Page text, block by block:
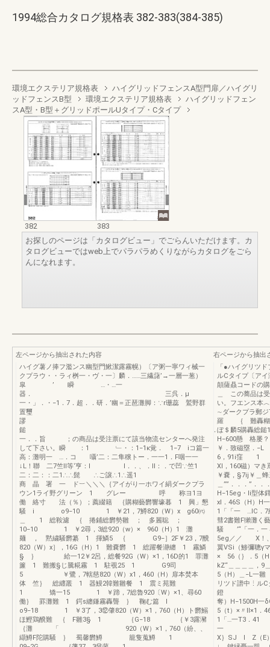
1994総合カタログ規格表 382-383(384-385)
環境エクステリア規格表
ハイグリッドフェンスA型門扉／ハイグリ
ッドフェンスB型
環境エクステリア規格表
ハイグリッドフェン
スA型・B型＋グリッドポールUタイプ・Cタイプ
382
383
お探しのページは「カタログビュー」でごらんいただけます。カ
タログビューではweb上でパラパラめくりながらカタログをごら
んになれます。
左ページから抽出された内容
ハイグ薯ノ捧フ濫ンス幽型門鰍潔露霧幌）〔ア粥一寧ワィ械一
クプラウ・・ラィ桝一・ヴ・一〕麟．……三繊藷’→一層一葱）
皐 ’ 瞬 …・…一
器． 三呉．μ
一・」．・−1．7．超．．研．’幽＝正琶灘脚：∵r珊蕊 鷲野群
置璽
謬
鎚 ．
一．．旨 ；の商品は受注票にて該当物流センターへ発注
して下さい。瞬 ：1 ﹂・：1−1κ覚． 1−7 iコ篇一
高：灘明一 …．コ 囁’二：二隼穣トー．一一1．F咽一一
↓L！聯 二7竺ll等‘亨：l l．．、．ll：．で凹∵竺1
二：二：：二1∴∴髭 ∴ご譲∴1∴遥1
商 晶 署 一 ド︸＼＼＼｛アイがり一ホワイ絹ダークプラ
ウン1ライ野グリーン 1 グレー 呼 称ヨ1ヨ
働 絡寸 法（％）；薦綴籍 ｛購糊藝欝響壕暮 1 興」懇
騒 i o9−10 1 ￥21，7鱒820（W）x g60㈹
＿ 1 総鞍濾 ｛ 捲鋪総欝勢雛 ； 多麗聡 ；
10−10 1 ￥2尋，3総920（w）× 960（H）1 灘
麺 ， 黙繍騒欝纂 1 揮鱗5 ｛ G9−］2F￥23，7醗
820（W）x］，16G（H）1 難嚢欝 1 総躍餐瀞纏 1 霧鱗
§ ｝ 給一12￥2呂，総餐92G（W）×1，16D的1 罪灘
簾 1 難搬§じ騰糀霧 1 駐覗25 1 G9司
5 ￥鷺，7轄慈820（W）x1，460（H）扉本焚本
体 竺｝ 総纒叢 1 器鰻2韓難雛餐 1 震ミ苑難
1 矯一15 1 ￥蹄，7総魯920〔W）×1、尋60
働｝ 罫灘難 1 鍔s纏鎌霧轟聾 ｝ 鞠む篇 l
o9−18 1 ￥3了，3⑫肇820（W）×1，760（H）ト欝鰯
ほ鰹鶏醗難 ｛ F雛3§ 1 ｛G−18 ｛￥3露瀦
｛灘 「 920（W）×1，760（紛、、
纈鱒F陀購騒 ｝ 蜀馨欝鱒 籠隻蒐鱒 1
右ページから抽出
「●ハイグリツ
ルCタイプ〔ア
顛薩贔コードの
＿ この蕎品は
い。フエンス
∼ダークプラ郵
羅 ｛ 難轟糊
ぼ＄麟5購轟総
H−600懸 格屡？
￥．致磁塁．
6，91i窪
Xl，160磁）
￥嚢，§7ij￥＿
＿””．．．”．
H−15eg・li型
xl．46S（H）H
1「「一 …IC．7
彗2書難F獺灘く
騒 ’“「一．一
5eg／／ X！、
翼VSi（鯵彌聰γ
× 56（｝．5（
kZ“＿＿＿＿，
5（H）＿−L
リツド譜中⋮ルC
鐙 ￥藝
奪）H−1500H一
5（t）×〃
1「…一T3．
一 一一一
X｝SJ l Z（E）